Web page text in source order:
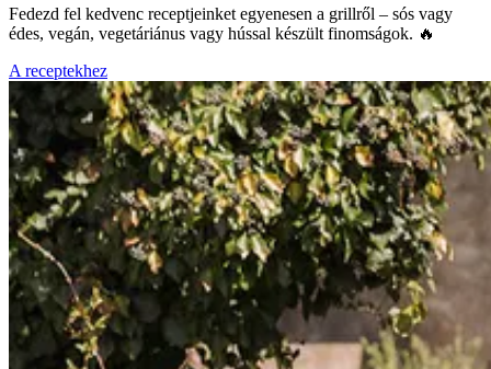
Fedezd fel kedvenc receptjeinket egyenesen a grillről – sós vagy
édes, vegán, vegetáriánus vagy hússal készült finomságok. 🔥
A receptekhez